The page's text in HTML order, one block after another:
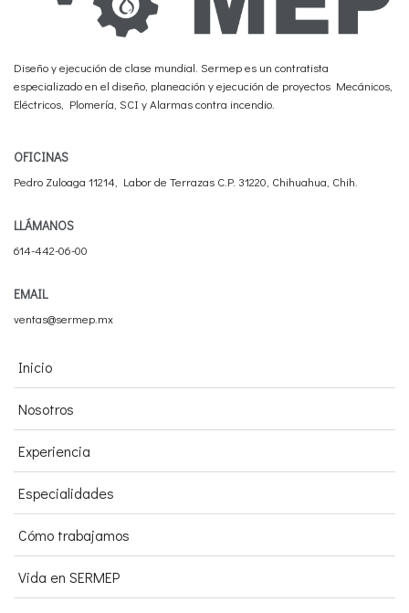
Diseño y ejecución de clase mundial. Sermep es un contratista
especializado en el diseño, planeación y ejecución de proyectos Mecánicos,
Eléctricos, Plomería, SCI y Alarmas contra incendio.
OFICINAS
Pedro Zuloaga 11214, Labor de Terrazas C.P. 31220, Chihuahua, Chih.
LLÁMANOS
614-442-06-00
EMAIL
ventas@sermep.mx
Inicio
Nosotros
Experiencia
Especialidades
Cómo trabajamos
Vida en SERMEP